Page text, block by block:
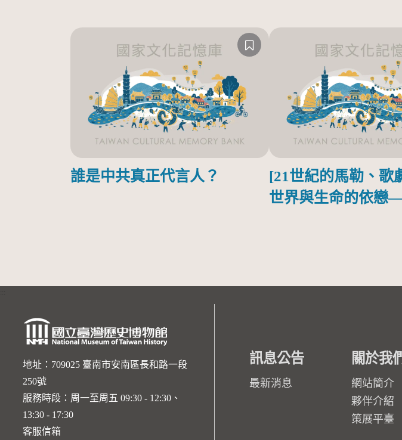
誰是中共真正代言人？
[21世紀的馬勒、歌
世界與生命的依戀
地址：709025 臺南市安南區長和路一段
250號
服務時段：周一至周五 09:30 - 12:30、
13:30 - 17:30
客服信箱
訊息公告
最新消息
關於我
網站簡介
夥伴介紹
策展平臺